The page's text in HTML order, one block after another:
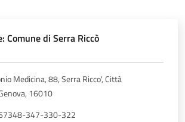
Comune di Serra Riccò
Medicina, 88, Serra Ricco', Città
16010
347-330-322